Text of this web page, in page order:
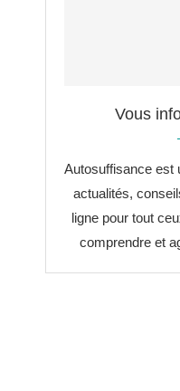
Vous
Autosuffisance est
actualités,
ligne pour tout
comprendre et